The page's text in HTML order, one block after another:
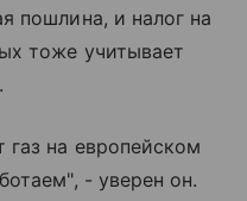
пошлина, и налог на
тоже учитывает
на европейском
- уверен он.